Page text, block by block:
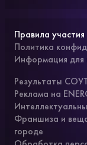
Правила участия
Политика
Информация для
Результаты
Реклама на
Франшиза и
городе